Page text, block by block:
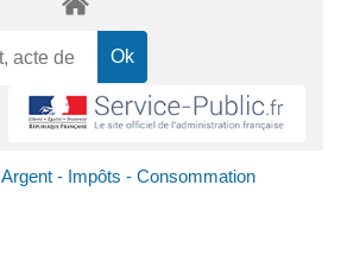
Argent - Impôts - Consommation